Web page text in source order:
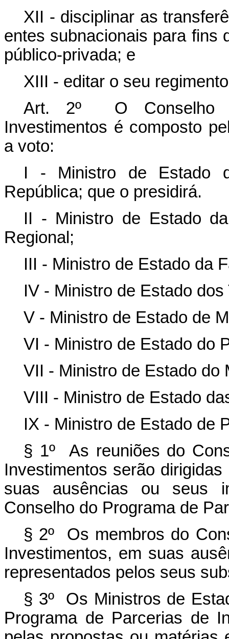
XII - disciplinar as
entes subnacionais para fins
público-privada; e
XIII - editar o seu
Art. 2º O Conselho
Investimentos é composto
a voto:
I - Ministro de Estado
República; que o presidirá.
II - Ministro de Estado
Regional;
III - Ministro de Estado da
IV - Ministro de Estado
V - Ministro de Estado de
VI - Ministro de Estado do
VII - Ministro de Estado do
VIII - Ministro de Estado
IX - Ministro de Estado de
§ 1º As reuniões do
Investimentos serão
suas ausências ou seus
Conselho do Programa de
§ 2º Os membros do
Investimentos, em suas
representados pelos seus
§ 3º Os Ministros de
Programa de Parcerias de